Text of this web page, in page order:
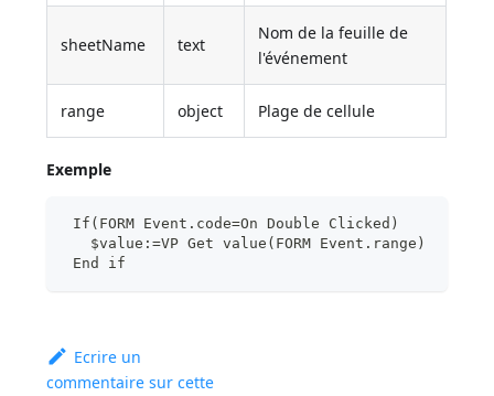
sheetName text
Nom de la feuille de
l'événement
range object Plage de cellule
Exemple
If(FORM Event.code=On Double Clicked)
   $value:=VP Get value(FORM Event.range)
End if
Ecrire un
commentaire sur cette